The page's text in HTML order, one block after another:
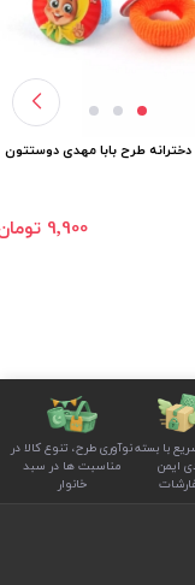
طرح بابا مهدی دوستتون
9٬900 تومان
با بسته
ایمن
نوآوری طرح، تنوع کالا در
مناسبت ها در سبد
خانوار